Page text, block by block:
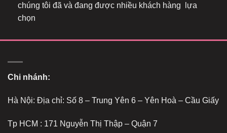
chúng tôi đã và đang được nhiều khách hàng lựa
chọn
Chi nhánh:
Hà Nội: Địa chỉ: Số 8 – Trung Yên 6 – Yên Hoà – Cầu Giấy
Tp HCM : 171 Nguyễn Thị Thập – Quận 7